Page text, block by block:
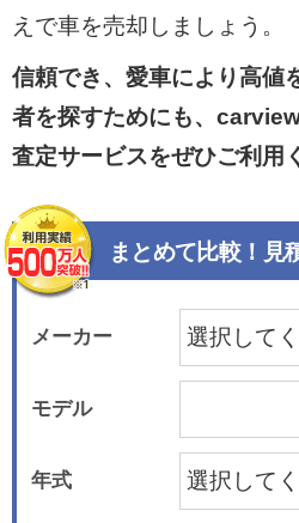
えで車を売却しましょう。
信頼でき、愛車により高値
者を探すためにも、
査定サービスをぜひご利用
まとめて比較！見
メーカー
モデル
年式